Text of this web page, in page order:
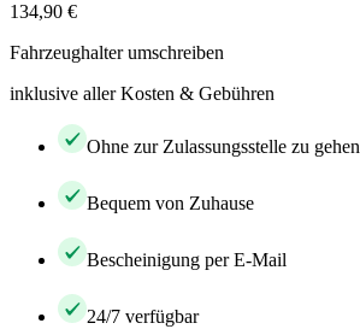
134,90 €
Fahrzeughalter umschreiben
inklusive aller Kosten & Gebühren
Ohne zur Zulassungsstelle zu gehen
Bequem von Zuhause
Bescheinigung per E-Mail
24/7 verfügbar